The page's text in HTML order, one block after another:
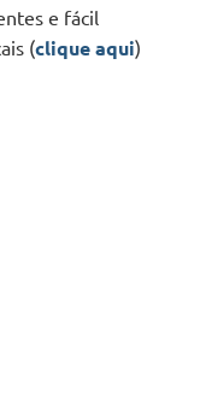
e fácil
(clique aqui)